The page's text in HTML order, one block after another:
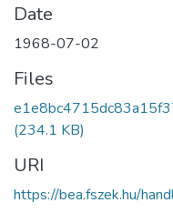
Date
1968-07-02
Files
(234.1 KB)
URI
https://bea.fszek.hu/